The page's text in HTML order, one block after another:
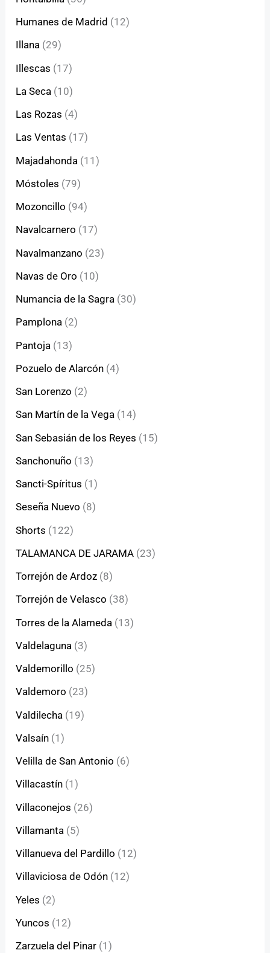
Humanes de Madrid (12)
Illana (29)
Illescas (17)
La Seca (10)
Las Rozas (4)
Las Ventas (17)
Majadahonda (11)
Móstoles (79)
Mozoncillo (94)
Navalcarnero (17)
Navalmanzano (23)
Navas de Oro (10)
Numancia de la Sagra (30)
Pamplona (2)
Pantoja (13)
Pozuelo de Alarcón (4)
San Lorenzo (2)
San Martín de la Vega (14)
San Sebasián de los Reyes (15)
Sanchonuño (13)
Sancti-Spíritus (1)
Seseña Nuevo (8)
Shorts (122)
TALAMANCA DE JARAMA (23)
Torrejón de Ardoz (8)
Torrejón de Velasco (38)
Torres de la Alameda (13)
Valdelaguna (3)
Valdemorillo (25)
Valdemoro (23)
Valdilecha (19)
Valsaín (1)
Velilla de San Antonio (6)
Villacastín (1)
Villaconejos (26)
Villamanta (5)
Villanueva del Pardillo (12)
Villaviciosa de Odón (12)
Yeles (2)
Yuncos (12)
Zarzuela del Pinar (1)